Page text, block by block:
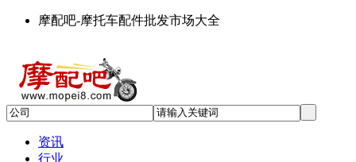
摩配吧-摩托车配件批发市场大全
资讯
行业